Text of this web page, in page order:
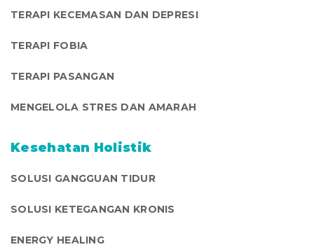
TERAPI KECEMASAN DAN DEPRESI
TERAPI FOBIA
TERAPI PASANGAN
MENGELOLA STRES DAN AMARAH
Kesehatan Holistik
SOLUSI GANGGUAN TIDUR
SOLUSI KETEGANGAN KRONIS
ENERGY HEALING